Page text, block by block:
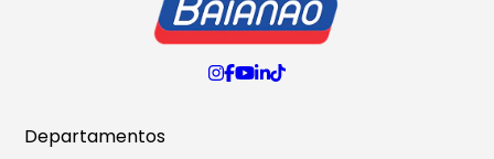
Departamentos